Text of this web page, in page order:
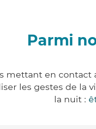
Parmi
mettant en contact
les gestes de
la nuit :